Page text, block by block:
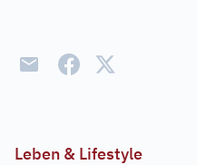
Leben & Lifestyle